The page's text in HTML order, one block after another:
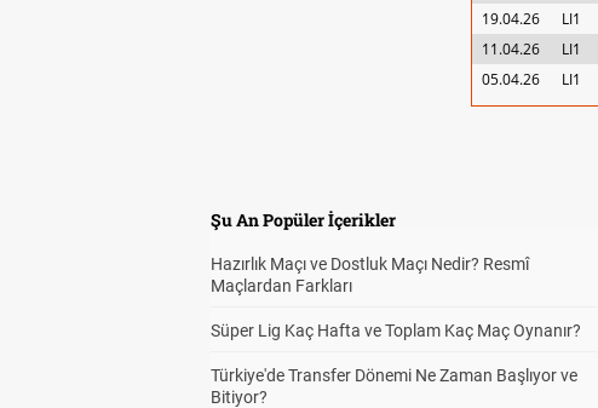
19.04.26
LI1
11.04.26
LI1
05.04.26
LI1
Şu An Popüler İçerikler
Hazırlık Maçı ve Dostluk Maçı Nedir? Resmî
Maçlardan Farkları
Süper Lig Kaç Hafta ve Toplam Kaç Maç Oynanır?
Türkiye'de Transfer Dönemi Ne Zaman Başlıyor ve
Bitiyor?